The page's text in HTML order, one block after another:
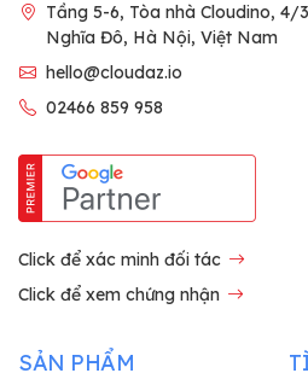
Tầng 5-6, Tòa nhà Cloudino, 4/
Nghĩa Đô, Hà Nội, Việt Nam
hello@cloudaz.io
02466 859 958
Click để xác minh đối tác
Click để xem chứng nhận
SẢN PHẨM